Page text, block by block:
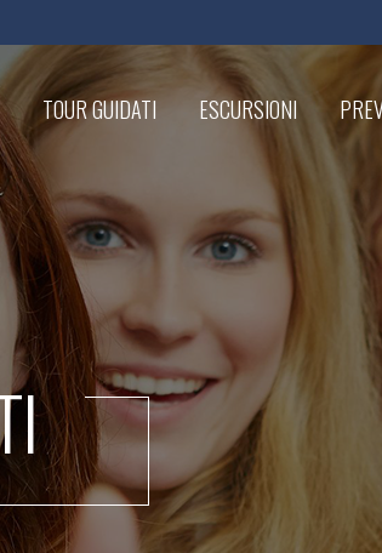
TOUR GUIDATI ESCURSIONI